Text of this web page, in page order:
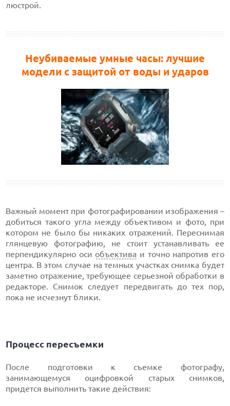
люстрой.
Неубиваемые умные часы: лучшие
модели с защитой от воды и ударов
Важный момент при фотографировании изображения –
добиться такого угла между объективом и фото, при
котором не было бы никаких отражений. Переснимая
глянцевую фотографию, не стоит устанавливать ее
перпендикулярно оси объектива и точно напротив его
центра. В этом случае на темных участках снимка будет
заметно отражение, требующее серьезной обработки в
редакторе. Снимок следует передвигать до тех пор,
пока не исчезнут блики.
Процесс пересъемки
После подготовки к съемке фотографу,
занимающемуся оцифровкой старых снимков,
придется выполнить такие действия: